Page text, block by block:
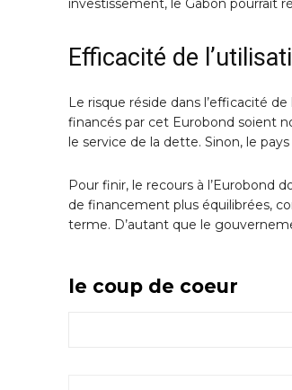
investissement, le Gabon pourrait
Efficacité de
Le risque réside dans l’efficacité
financés par cet Eurobond soient
le service de la dette. Sinon, le
Pour finir, le recours à l’Eurobond
de financement plus équilibrées,
terme. D’autant que le
le coup de coeur